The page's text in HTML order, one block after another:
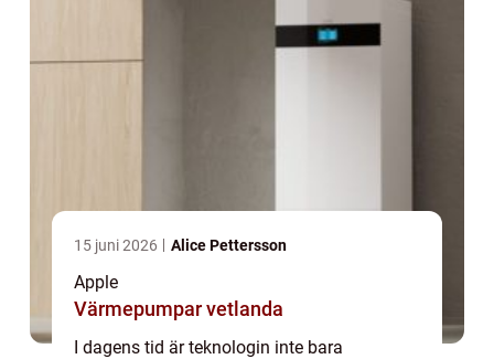
15 juni 2026 Alice Pettersson
Apple
Värmepumpar vetlanda
I dagens tid är teknologin inte bara